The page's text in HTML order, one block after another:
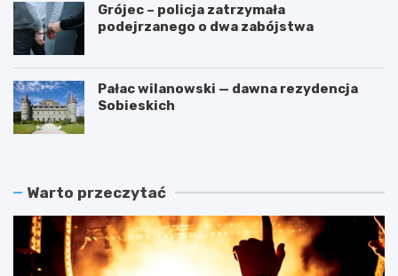
Grójec – policja zatrzymała
podejrzanego o dwa zabójstwa
Pałac wilanowski — dawna rezydencja
Sobieskich
Warto przeczytać